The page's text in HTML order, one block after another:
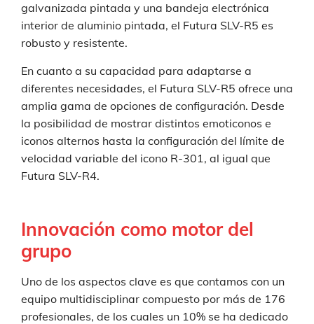
galvanizada pintada y una bandeja electrónica
interior de aluminio pintada, el Futura SLV-R5 es
robusto y resistente.
En cuanto a su capacidad para adaptarse a
diferentes necesidades, el Futura SLV-R5 ofrece una
amplia gama de opciones de configuración. Desde
la posibilidad de mostrar distintos emoticonos e
iconos alternos hasta la configuración del límite de
velocidad variable del icono R-301, al igual que
Futura SLV-R4.
Innovación como motor del
grupo
Uno de los aspectos clave es que contamos con un
equipo multidisciplinar compuesto por más de 176
profesionales, de los cuales un 10% se ha dedicado